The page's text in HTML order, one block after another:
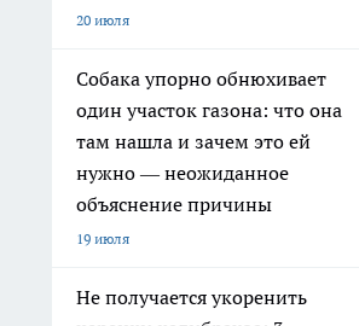
20 июля
Собака упорно обнюхивает
один участок газона: что она
там нашла и зачем это ей
нужно — неожиданное
объяснение причины
19 июля
Не получается укоренить